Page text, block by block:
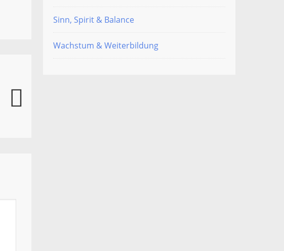
Sinn, Spirit & Balance
Wachstum & Weiterbildung